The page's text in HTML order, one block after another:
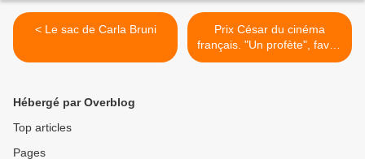
< Le sac de Carla Bruni
Prix César du cinéma
français. "Un profète", favori
nominations >
Hébergé par Overblog
Top articles
Pages